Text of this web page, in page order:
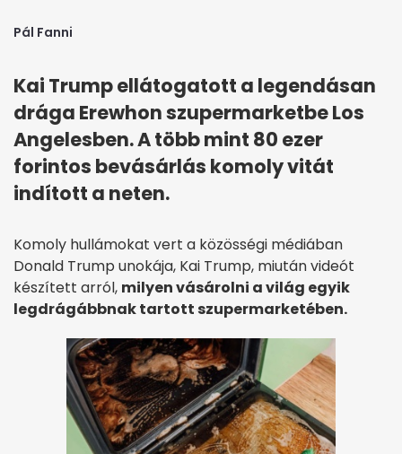
Pál Fanni
Kai Trump ellátogatott a legendásan
drága Erewhon szupermarketbe Los
Angelesben. A több mint 80 ezer
forintos bevásárlás komoly vitát
indított a neten.
Komoly hullámokat vert a közösségi médiában
Donald Trump unokája, Kai Trump, miután videót
készített arról, milyen vásárolni a világ egyik
legdrágábbnak tartott szupermarketében.